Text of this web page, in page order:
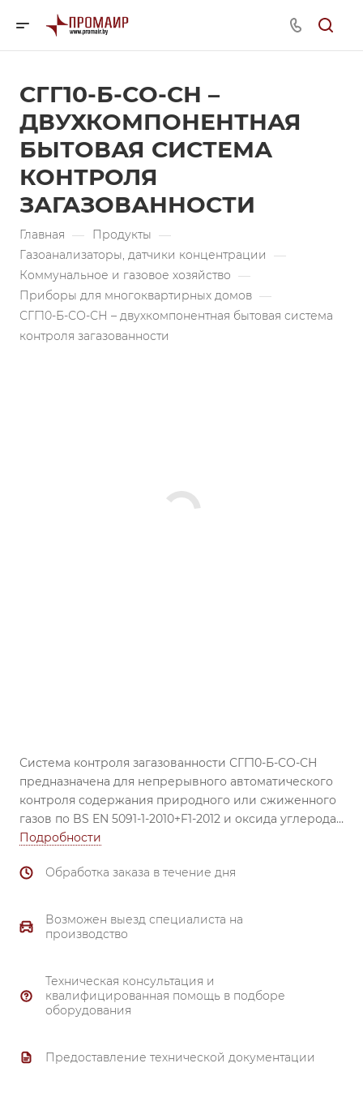
СГГ10-Б-СО-СН –
ДВУХКОМПОНЕНТНАЯ
БЫТОВАЯ СИСТЕМА
КОНТРОЛЯ
ЗАГАЗОВАННОСТИ
Главная — Продукты —
Газоанализаторы, датчики концентрации —
Коммунальное и газовое хозяйство —
Приборы для многоквартирных домов —
СГГ10-Б-СО-СН – двухкомпонентная бытовая система
контроля загазованности
Система контроля загазованности СГГ10-Б-СО-СН
предназначена для непрерывного автоматического
контроля содержания природного или сжиженного
газов по BS EN 5091-1-2010+F1-2012 и оксида углерода
по ГОСТ ЕН 50194-1 в воздухе контролируемых
выдачи световой и звуковой сигнализации в случае
газопровода быстродействующим
электромагнитным клапаном.
бытовые помещения с установленным газовым
оборудованием работающем на природном (ГОСТ
СН);
Подробности
Обработка заказа в течение дня
Возможен выезд специалиста на
производство
Техническая консультация и
квалифицированная помощь в подборе
оборудования
Предоставление технической документации